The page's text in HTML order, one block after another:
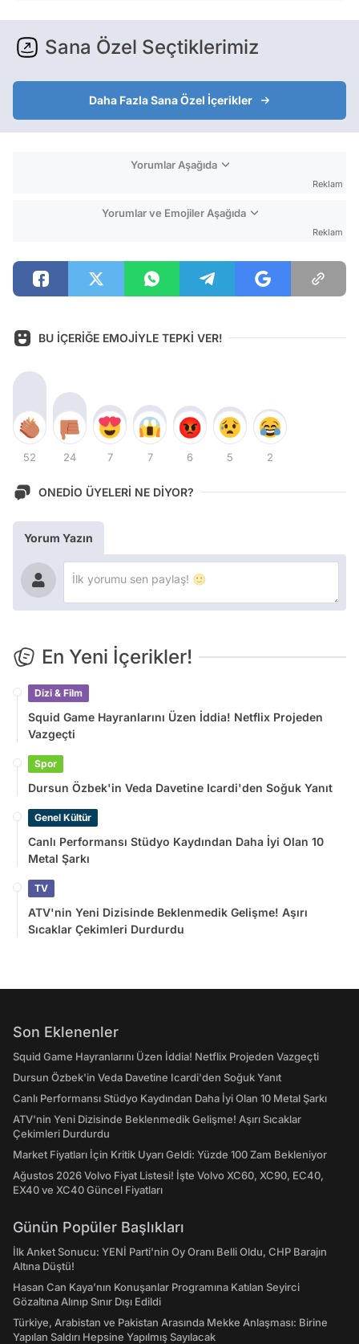
Sana Özel Seçtiklerimiz
Daha Fazla Sana Özel İçerikler
Yorumlar Aşağıda
Reklam
Yorumlar ve Emojiler Aşağıda
Reklam
BU İÇERİĞE EMOJİYLE TEPKİ VER!
52 24 7 7 6 5 2
ONEDİO ÜYELERİ NE DİYOR?
Yorum Yazın
En Yeni İçerikler!
Dizi & Film
Squid Game Hayranlarını Üzen İddia! Netflix Projeden
Vazgeçti
Spor
Dursun Özbek'in Veda Davetine Icardi'den Soğuk Yanıt
Genel Kültür
Canlı Performansı Stüdyo Kaydından Daha İyi Olan 10
Metal Şarkı
TV
ATV'nin Yeni Dizisinde Beklenmedik Gelişme! Aşırı
Sıcaklar Çekimleri Durdurdu
Son Eklenenler
Squid Game Hayranlarını Üzen İddia! Netflix Projeden Vazgeçti
Dursun Özbek'in Veda Davetine Icardi'den Soğuk Yanıt
Canlı Performansı Stüdyo Kaydından Daha İyi Olan 10 Metal Şarkı
ATV'nin Yeni Dizisinde Beklenmedik Gelişme! Aşırı Sıcaklar
Çekimleri Durdurdu
Market Fiyatları İçin Kritik Uyarı Geldi: Yüzde 100 Zam Bekleniyor
Ağustos 2026 Volvo Fiyat Listesi! İşte Volvo XC60, XC90, EC40,
EX40 ve XC40 Güncel Fiyatları
Günün Popüler Başlıkları
İlk Anket Sonucu: YENİ Parti'nin Oy Oranı Belli Oldu, CHP Barajın
Altına Düştü!
Hasan Can Kaya’nın Konuşanlar Programına Katılan Seyirci
Gözaltına Alınıp Sınır Dışı Edildi
Türkiye, Arabistan ve Pakistan Arasında Mekke Anlaşması: Birine
Yapılan Saldırı Hepsine Yapılmış Sayılacak